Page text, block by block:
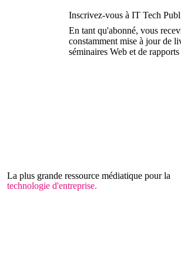
Inscrivez-vous à IT Tech
En tant qu'abonné, vous
constamment mise à jour de
séminaires Web et de
La plus grande ressource médiatique pour la
technologie d'entreprise.